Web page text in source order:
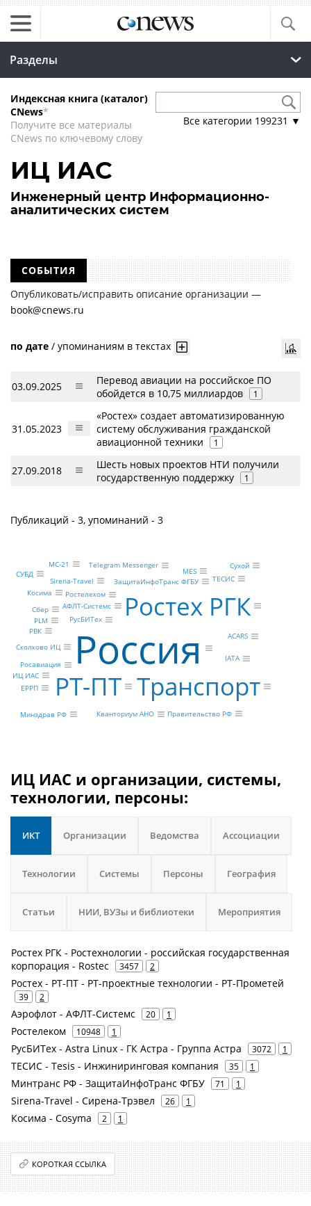
Разделы
Индексная книга (каталог)
CNews*
Получите все материалы
CNews по ключевому слову
Все категории 199231 ▼
ИЦ ИАС
Инженерный центр Информационно-
аналитических систем
СОБЫТИЯ
Опубликовать/исправить описание организации —
book@cnews.ru
по дате / упоминаниям в текстах
03.09.2025
Перевод авиации на российское ПО
обойдется в 10,75 миллиардов
1
31.05.2023
«Ростех» создает автоматизированную
систему обслуживания гражданской
авиационной техники
1
27.09.2018
Шесть новых проектов НТИ получили
государственную поддержку
1
Публикаций - 3, упоминаний - 3
Россия
Ростех РГК
РТ-ПТ Транспорт
АФЛТ-Системс
Ростелеком
РусБИТех
ТЕСИС
ЗащитаИнфоТранс ФГБУ
Sirena-Travel
Косима
Сбер
РВК
Минздрав РФ
Сколково ИЦ
Росавиация
Кванториум АНО Правительство РФ
IATA
ACARS
PLM
MES
СУБД
Сухой
Telegram Messenger
ИЦ ИАС
МС-21
ЕРРП
ИЦ ИАС и организации, системы,
технологии, персоны:
ИКТ Организации Ведомства Ассоциации
Технологии Системы Персоны География
Статьи НИИ, ВУЗы и библиотеки Мероприятия
Ростех РГК - Ростехнологии - российская государственная
корпорация - Rostec
3457 2
Ростех - РТ-ПТ - РТ-проектные технологии - РТ-Прометей
39 2
Аэрофлот - АФЛТ-Системс 20 1
Ростелеком 10948 1
РусБИТех - Astra Linux - ГК Астра - Группа Астра 3072 1
ТЕСИС - Tesis - Инжиниринговая компания 35 1
Минтранс РФ - ЗащитаИнфоТранс ФГБУ 71 1
Sirena-Travel - Сирена-Трэвел 26 1
Косима - Cosyma 2 1
КОРОТКАЯ ССЫЛКА